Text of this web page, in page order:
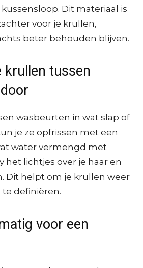
Dit materiaal is
voor je krullen,
beter behouden blijven.
krullen tussen
wasbeurten in wat slap of
je ze opfrissen met een
water vermengd met
het lichtjes over je haar en
Dit helpt om je krullen weer
definiëren.
voor een